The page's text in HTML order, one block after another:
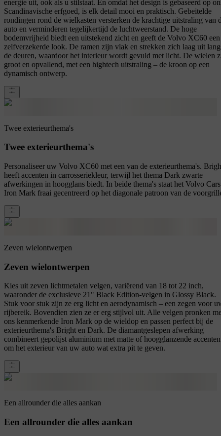
energie uit, ook als u stilstaat. En omdat het design is gebaseerd op
Scandinavische erfgoed, is elk detail mooi en praktisch. Gebeitelde
rondingen rond de wielkasten versterken de krachtige uitstraling van
auto en verminderen tegelijkertijd de luchtweerstand. De hoge
bodemvrijheid biedt een uitstekend zicht en geeft de Volvo XC60 een
zelfverzekerde look. De ramen zijn vlak en strekken zich laag uit
de deuren, waardoor het interieur wordt gevuld met licht. De wielen
groot en opvallend, met een hightech uitstraling – de kroon op een
dynamisch ontwerp.
Twee exterieurthema's
Twee exterieurthema's
Personaliseer uw Volvo XC60 met een van de exterieurthema's.
heeft accenten in carrosseriekleur, terwijl het thema Dark zwarte
afwerkingen in hoogglans biedt. In beide thema's staat het Volvo Cars
Iron Mark fraai gecentreerd op het diagonale patroon van de
Zeven wielontwerpen
Zeven wielontwerpen
Kies uit zeven lichtmetalen velgen, variërend van 18 tot 22 inch,
waaronder de exclusieve 21" Black Edition-velgen in Glossy Black.
Stuk voor stuk zijn ze erg licht en aerodynamisch – een zegen voor
rijbereik. Bovendien zien ze er erg stijlvol uit. Alle velgen pronken
ons kenmerkende Iron Mark op de wieldop en passen perfect bij de
exterieurthema's Bright en Dark. De diamantgeslepen afwerking
combineert gepolijst aluminium met matte of hoogglanzende accenten
om het exterieur van uw auto wat extra pit te geven.
Een allrounder die alles aankan
Een allrounder die alles aankan